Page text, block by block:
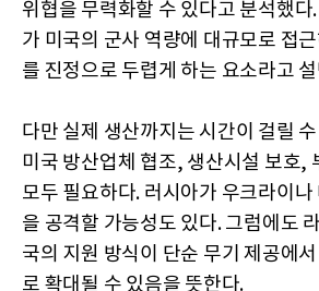
위협을 무력화할 수 있다고 분석했다
가 미국의 군사 역량에 대규모로 접
를 진정으로 두렵게 하는 요소라고
다만 실제 생산까지는 시간이 걸릴
미국 방산업체 협조, 생산시설 보호,
모두 필요하다. 러시아가 우크라이나
을 공격할 가능성도 있다. 그럼에도
국의 지원 방식이 단순 무기 제공에
로 확대될 수 있음을 뜻한다.